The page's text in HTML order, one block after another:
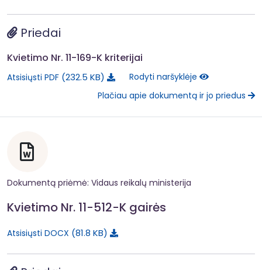
Priedai
Kvietimo Nr. 11-169-K kriterijai
Atsisiųsti PDF 232.5 KB
Rodyti naršyklėje
Plačiau apie dokumentą ir jo priedus
Dokumentą priėmė: Vidaus reikalų ministerija
Kvietimo Nr. 11-512-K gairės
Atsisiųsti DOCX 81.8 KB